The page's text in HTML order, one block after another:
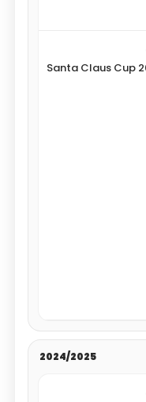
Santa Claus Cup
2024/2025